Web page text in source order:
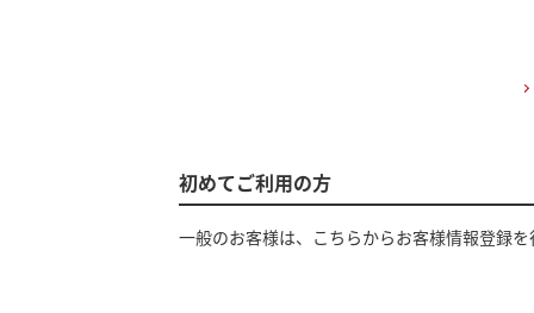
初めてご利用の方
一般のお客様は、こちらからお客様情報登録